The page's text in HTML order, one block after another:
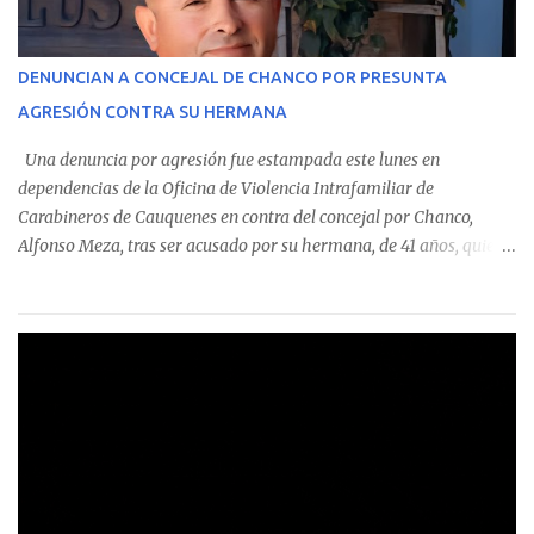
identificó a cuatro funcionarios involucrados en este tipo de
operaciones. Asimismo, se precisa que uno de los casos
corresponde a un funcionario de la Municipalidad de Chanco,
detectaron incumplimientos a la normativa vigente. El informe
precisa que la mayor cantidad de dinero apostado se registró en
Talca, donde...
DENUNCIAN A CONCEJAL DE CHANCO POR PRESUNTA
AGRESIÓN CONTRA SU HERMANA
Una denuncia por agresión fue estampada este lunes en
dependencias de la Oficina de Violencia Intrafamiliar de
Carabineros de Cauquenes en contra del concejal por Chanco,
Alfonso Meza, tras ser acusado por su hermana, de 41 años, quien
relató que los hechos ocurrieron cerca de las 11:30 horas en el